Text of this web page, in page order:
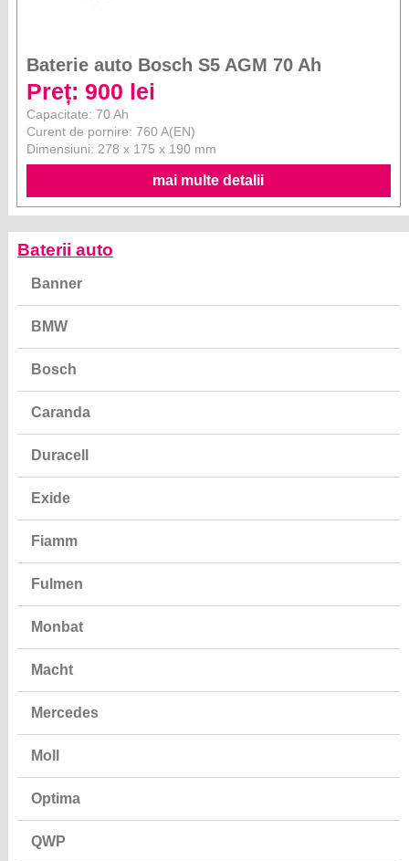
Baterie auto Bosch S5 AGM 70 Ah
Preț: 900 lei
Capacitate: 70 Ah
Curent de pornire: 760 A(EN)
Dimensiuni: 278 x 175 x 190 mm
mai multe detalii
Baterii auto
Banner
BMW
Bosch
Caranda
Duracell
Exide
Fiamm
Fulmen
Monbat
Macht
Mercedes
Moll
Optima
QWP